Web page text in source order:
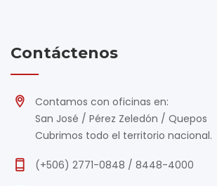
Contáctenos
Contamos con oficinas en:
San José / Pérez Zeledón / Quepos
Cubrimos todo el territorio nacional.
(+506) 2771-0848 / 8448-4000